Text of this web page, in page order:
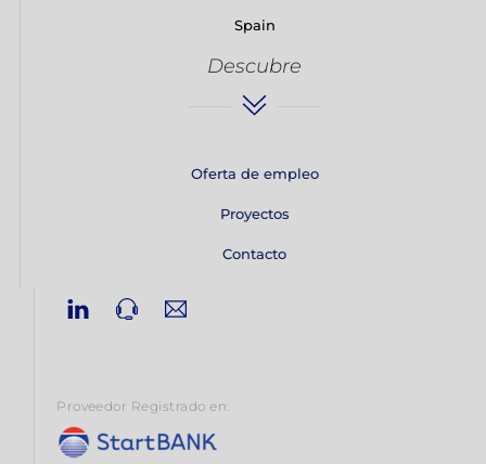
Spain
Descubre
Oferta de empleo
Proyectos
Contacto
Linkedin
Proveedor Registrado en: